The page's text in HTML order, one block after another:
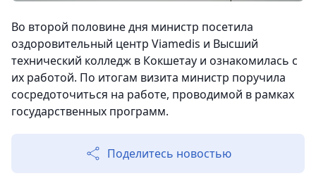
Во второй половине дня министр посетила
оздоровительный центр Viamedis и Высший
технический колледж в Кокшетау и ознакомилась с
их работой. По итогам визита министр поручила
сосредоточиться на работе, проводимой в рамках
государственных программ.
Поделитесь новостью